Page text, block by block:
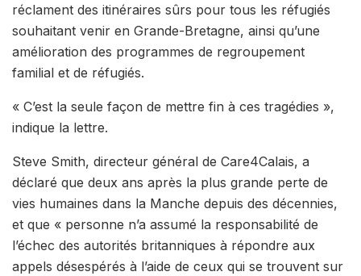
réclament des itinéraires sûrs pour tous les réfugiés
souhaitant venir en Grande-Bretagne, ainsi qu’une
amélioration des programmes de regroupement
familial et de réfugiés.
« C’est la seule façon de mettre fin à ces tragédies »,
indique la lettre.
Steve Smith, directeur général de Care4Calais, a
déclaré que deux ans après la plus grande perte de
vies humaines dans la Manche depuis des décennies,
et que « personne n’a assumé la responsabilité de
l’échec des autorités britanniques à répondre aux
appels désespérés à l’aide de ceux qui se trouvent sur